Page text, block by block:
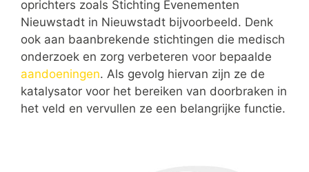
oprichters zoals Stichting Evenementen
Nieuwstadt in Nieuwstadt bijvoorbeeld. Denk
ook aan baanbrekende stichtingen die medisch
onderzoek en zorg verbeteren voor bepaalde
aandoeningen. Als gevolg hiervan zijn ze de
katalysator voor het bereiken van doorbraken in
het veld en vervullen ze een belangrijke functie.